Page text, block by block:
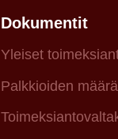
Dokumentit
Yleiset
Palkkioiden